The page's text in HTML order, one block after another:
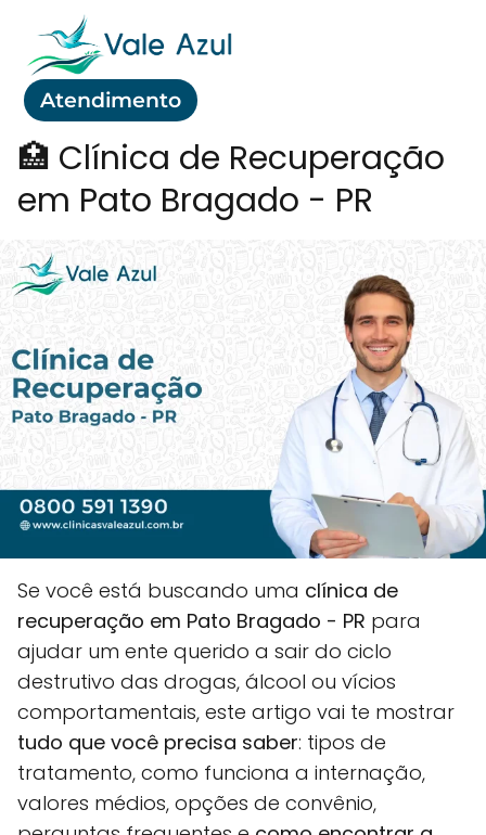
Atendimento
🏥 Clínica de Recuperação
em Pato Bragado - PR
Se você está buscando uma clínica de
recuperação em Pato Bragado - PR para
ajudar um ente querido a sair do ciclo
destrutivo das drogas, álcool ou vícios
comportamentais, este artigo vai te mostrar
tudo que você precisa saber: tipos de
tratamento, como funciona a internação,
valores médios, opções de convênio,